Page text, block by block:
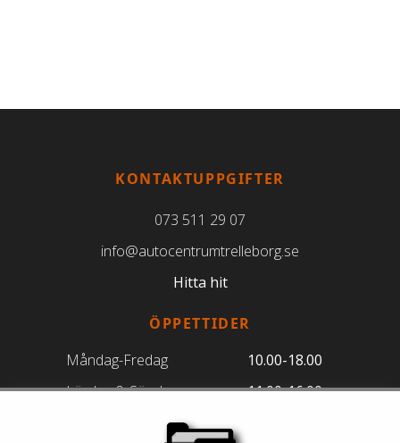
KONTAKTUPPGIFTER
073 511 29 07
info@autocentrumtrelleborg.se
Hitta hit
ÖPPETTIDER
Måndag-Fredag
10.00-18.00
Lördag & Söndag
11.00-16.00